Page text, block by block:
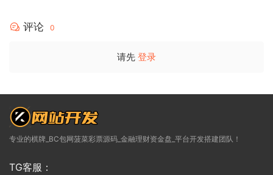
评论 0
请先 登录
专业的棋牌_BC包网菠菜彩票源码_金融理财资金盘_平台开发搭建团队！
TG客服：